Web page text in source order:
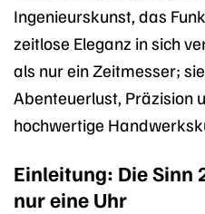
Ingenieurskunst, das
zeitlose Eleganz in sich
als nur ein Zeitmesser;
Abenteuerlust, Präzision
hochwertige
Einleitung: Die Sinn
nur eine Uhr